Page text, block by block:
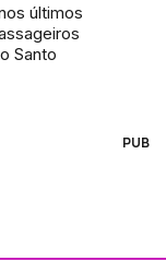
últimos
Santo
PUB